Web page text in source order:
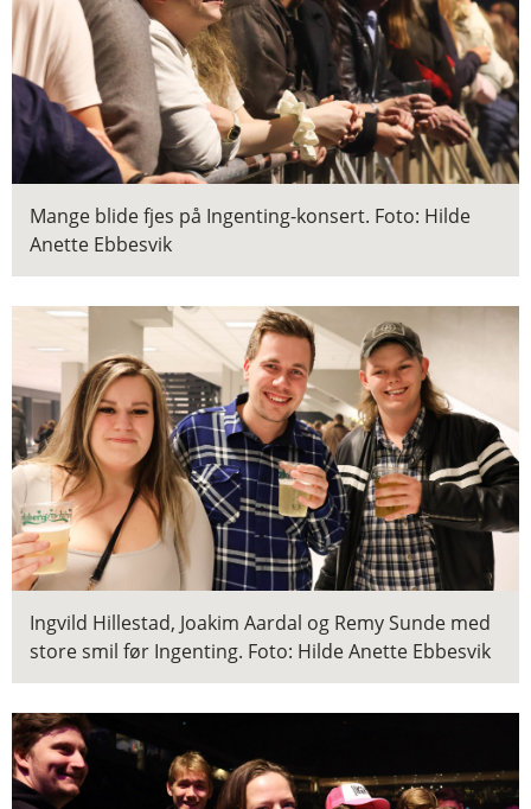
Mange blide fjes på Ingenting-konsert. Foto: Hilde
Anette Ebbesvik
Ingvild Hillestad, Joakim Aardal og Remy Sunde med
store smil før Ingenting. Foto: Hilde Anette Ebbesvik